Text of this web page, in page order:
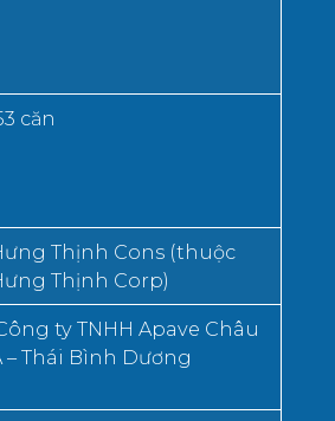
căn
Thịnh Cons (thuộc
Thịnh Corp)
ty TNHH Apave Châu
– Thái Bình Dương